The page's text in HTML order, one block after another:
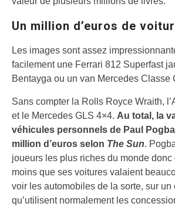
Un million d’euros de
Les images sont assez
facilement une Ferrari 812 Superfast
Bentayga ou un van Mercedes Classe
Sans compter la Rolls Royce Wraith,
et le Mercedes GLS 4×4. Au total, la
véhicules personnels de Paul
million d’euros selon The Sun.
joueurs les plus riches du monde donc
moins que ses voitures valaient
voir les automobiles de la sorte, sur un
qu’utilisent normalement les